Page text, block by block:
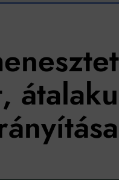
Az ördög még